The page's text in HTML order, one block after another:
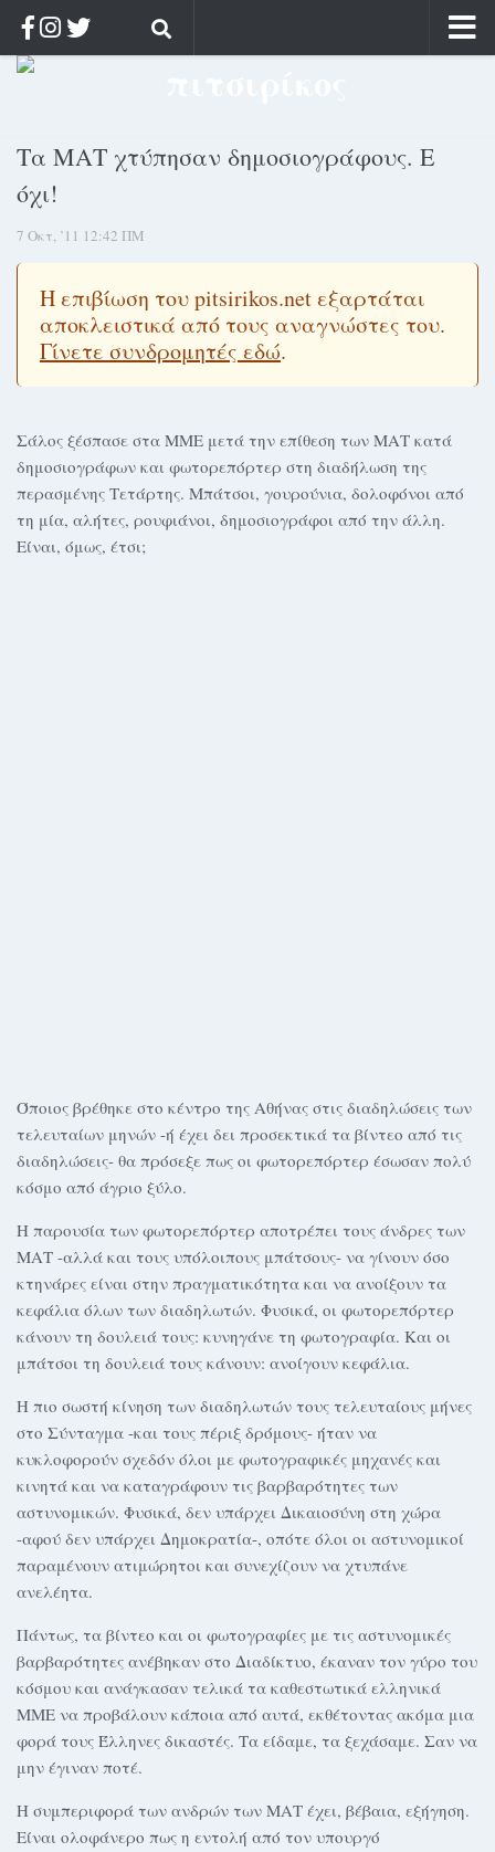
Αρχική
Αρχείο
Ρίζα & Διάρκεια
Διαφήμιση
Γίνετε συνδρομητής
Log in
Τα ΜΑΤ χτύπησαν δημοσιογράφους. Ε
όχι!
7 Οκτ, ’11 12:42 ΠΜ
Η επιβίωση του pitsirikos.net εξαρτάται
αποκλειστικά από τους αναγνώστες του.
Γίνετε συνδρομητές εδώ.
Σάλος ξέσπασε στα ΜΜΕ μετά την επίθεση των ΜΑΤ κατά
δημοσιογράφων και φωτορεπόρτερ στη διαδήλωση της
περασμένης Τετάρτης. Μπάτσοι, γουρούνια, δολοφόνοι από
τη μία, αλήτες, ρουφιάνοι, δημοσιογράφοι από την άλλη.
Είναι, όμως, έτσι;
Όποιος βρέθηκε στο κέντρο της Αθήνας στις διαδηλώσεις των
τελευταίων μηνών -ή έχει δει προσεκτικά τα βίντεο από τις
διαδηλώσεις- θα πρόσεξε πως οι φωτορεπόρτερ έσωσαν πολύ
κόσμο από άγριο ξύλο.
Η παρουσία των φωτορεπόρτερ αποτρέπει τους άνδρες των
ΜΑΤ -αλλά και τους υπόλοιπους μπάτσους- να γίνουν όσο
κτηνάρες είναι στην πραγματικότητα και να ανοίξουν τα
κεφάλια όλων των διαδηλωτών. Φυσικά, οι φωτορεπόρτερ
κάνουν τη δουλειά τους: κυνηγάνε τη φωτογραφία. Και οι
μπάτσοι τη δουλειά τους κάνουν: ανοίγουν κεφάλια.
Η πιο σωστή κίνηση των διαδηλωτών τους τελευταίους μήνες
στο Σύνταγμα -και τους πέριξ δρόμους- ήταν να
κυκλοφορούν σχεδόν όλοι με φωτογραφικές μηχανές και
κινητά και να καταγράφουν τις βαρβαρότητες των
αστυνομικών. Φυσικά, δεν υπάρχει Δικαιοσύνη στη χώρα
-αφού δεν υπάρχει Δημοκρατία-, οπότε όλοι οι αστυνομικοί
παραμένουν ατιμώρητοι και συνεχίζουν να χτυπάνε
ανελέητα.
Πάντως, τα βίντεο και οι φωτογραφίες με τις αστυνομικές
βαρβαρότητες ανέβηκαν στο Διαδίκτυο, έκαναν τον γύρο του
κόσμου και ανάγκασαν τελικά τα καθεστωτικά ελληνικά
ΜΜΕ να προβάλουν κάποια από αυτά, εκθέτοντας ακόμα μια
φορά τους Έλληνες δικαστές. Τα είδαμε, τα ξεχάσαμε. Σαν να
μην έγιναν ποτέ.
Η συμπεριφορά των ανδρών των ΜΑΤ έχει, βέβαια, εξήγηση.
Είναι ολοφάνερο πως η εντολή από τον υπουργό